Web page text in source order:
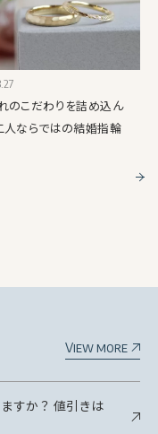
のこだわりを詰め込ん
人ならではの結婚指輪
View more
すか？ 値引きは